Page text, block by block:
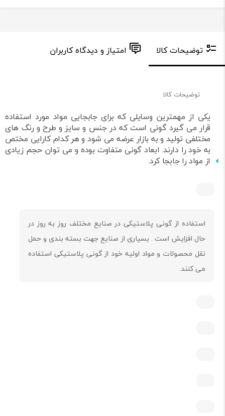
توضیحات کالا امتیاز و دیدگاه کاربران
توضیحات کالا
یکی از مهمترین وسایلی که برای جابجایی مواد مورد استفاده
قرار می گیرد گونی است که در جنس و سایز و طرح و رنگ های
مختلفی تولید و به بازار عرضه می شود و هر کدام کارایی مختص
به خود را دارند. ابعاد گونی متفاوت بوده و می توان حجم زیادی
از مواد را جابجا کرد.
استفاده از گونی پلاستیکی در صنایع مختلف روز به روز در
حال افزایش است . بسیاری از صنایع جهت بسته بندی و حمل
نقل محصولات و مواد اولیه خود از گونی پلاستیکی استفاده
می کنند.